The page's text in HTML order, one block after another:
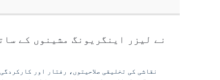
نقاشی کی تخلیقی صلاحیتوں، رفتار اور